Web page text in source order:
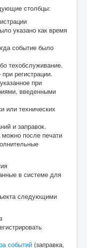
столбцы:
указано как время
событие было
техобслуживание.
регистрации.
при
введенными
или технических
и заправок.
после печати
в системе для
следующими
событий (заправка,